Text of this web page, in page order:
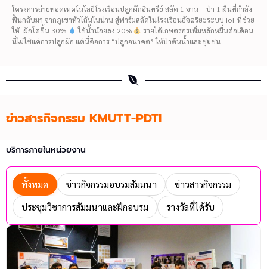
โครงการถ่ายทอดเทคโนโลยีโรงเรือนปลูกผักอินทรีย์ สลัด 1 จาน = ป่า 1 ผืนที่กำลัง
ฟื้นกลับมา จากภูเขาหัวโล้นในน่าน สู่ฟาร์มสลัดในโรงเรือนอัจฉริยะระบบ IoT ที่ช่วย
ให้ ผักโตขึ้น 30%
ใช้น้ำน้อยลง 20%
รายได้เกษตรกรเพิ่มหลักหมื่นต่อเดือน
นี่ไม่ใช่แค่การปลูกผัก แต่นี่คือการ “ปลูกอนาคต” ให้ป่าต้นน้ำและชุมชน
ข่าวสารกิจกรรม KMUTT-PDTI
บริการภายในหน่วยงาน
ทั้งหมด ข่าวกิจกรรมอบรมสัมมนา
ข่าวสารกิจกรรม
ประชุมวิชาการสัมมนาและฝึกอบรม
รางวัลที่ได้รับ